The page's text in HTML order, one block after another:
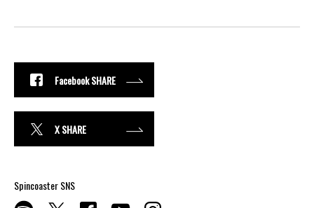
Facebook SHARE
X SHARE
Spincoaster SNS